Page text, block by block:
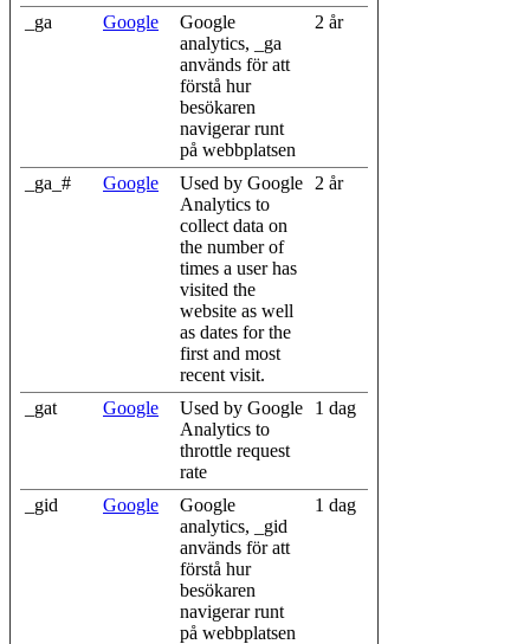
_ga Google
Google
analytics, _ga
används för att
förstå hur
besökaren
navigerar runt
på webbplatsen
2 år
_ga_# Google
Used by Google
Analytics to
collect data on
the number of
times a user has
visited the
website as well
as dates for the
first and most
recent visit.
2 år
_gat Google
Used by Google
Analytics to
throttle request
rate
1 dag
_gid Google
Google
analytics, _gid
används för att
förstå hur
besökaren
navigerar runt
på webbplatsen
1 dag